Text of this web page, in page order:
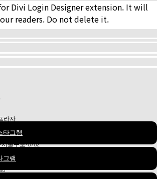
Divi Login Designer extension. It will
readers. Do not delete it.
라자
65552
서울구로-0702
타그램
그램